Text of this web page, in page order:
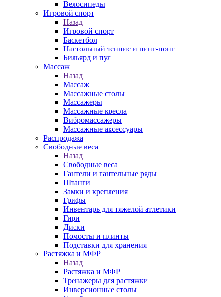
Велосипеды
Игровой спорт
Назад
Игровой спорт
Баскетбол
Настольный теннис и пинг-понг
Бильярд и пул
Массаж
Назад
Массаж
Массажные столы
Массажеры
Массажные кресла
Вибромассажеры
Массажные аксессуары
Распродажа
Свободные веса
Назад
Свободные веса
Гантели и гантельные ряды
Штанги
Замки и крепления
Грифы
Инвентарь для тяжелой атлетики
Гири
Диски
Помосты и плинты
Подставки для хранения
Растяжка и МФР
Назад
Растяжка и МФР
Тренажеры для растяжки
Инверсионные столы